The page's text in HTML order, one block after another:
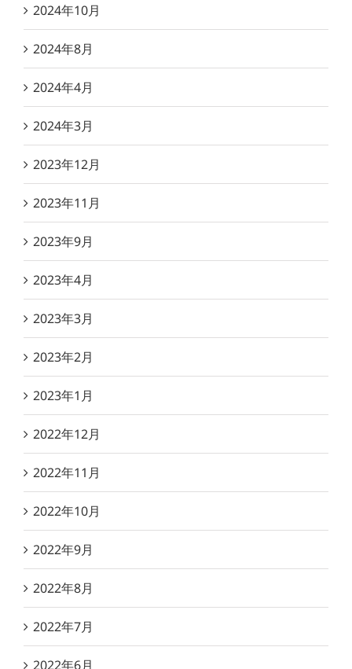
2024年10月
2024年8月
2024年4月
2024年3月
2023年12月
2023年11月
2023年9月
2023年4月
2023年3月
2023年2月
2023年1月
2022年12月
2022年11月
2022年10月
2022年9月
2022年8月
2022年7月
2022年6月